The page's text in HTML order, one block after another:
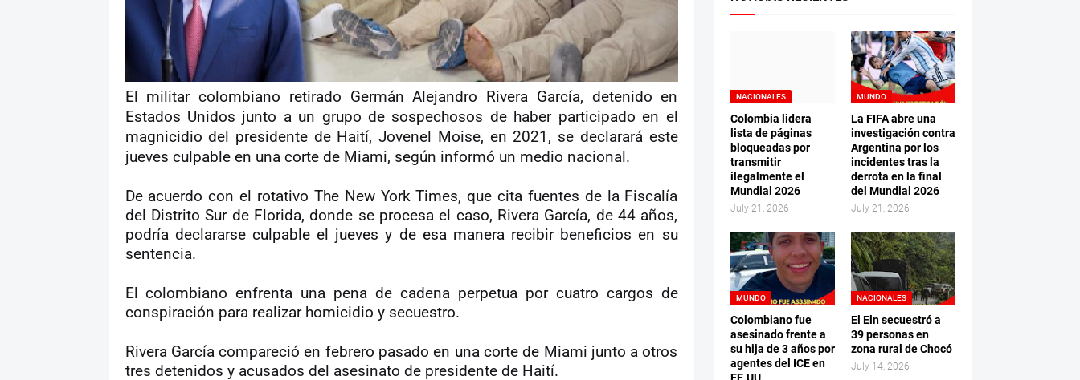
El militar colombiano retirado Germán Alejandro Rivera García, detenido en
Estados Unidos junto a un grupo de sospechosos de haber participado en el
magnicidio del presidente de Haití, Jovenel Moise, en 2021, se declarará este
jueves culpable en una corte de Miami, según informó un medio nacional.
De acuerdo con el rotativo The New York Times, que cita fuentes de la Fiscalía
del Distrito Sur de Florida, donde se procesa el caso, Rivera García, de 44 años,
podría declararse culpable el jueves y de esa manera recibir beneficios en su
sentencia.
El colombiano enfrenta una pena de cadena perpetua por cuatro cargos de
conspiración para realizar homicidio y secuestro.
Rivera García compareció en febrero pasado en una corte de Miami junto a otros
tres detenidos y acusados del asesinato de presidente de Haití.
NACIONALES
Colombia lidera
lista de páginas
bloqueadas por
transmitir
ilegalmente el
Mundial 2026
July 21, 2026
MUNDO
La FIFA abre una
investigación contra
Argentina por los
incidentes tras la
derrota en la final
del Mundial 2026
July 21, 2026
MUNDO
Colombiano fue
asesinado frente a
su hija de 3 años por
agentes del ICE en
NACIONALES
El Eln secuestró a
39 personas en
zona rural de Chocó
July 14, 2026